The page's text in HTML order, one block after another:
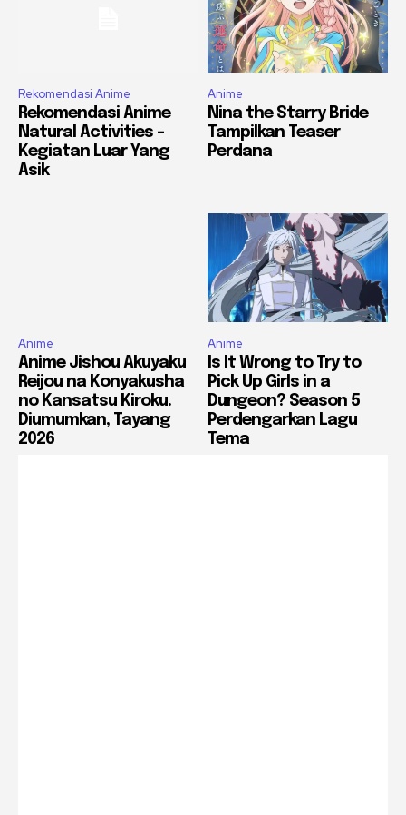
Rekomendasi Anime
Rekomendasi Anime
Natural Activities –
Kegiatan Luar Yang
Asik
Anime
Nina the Starry Bride
Tampilkan Teaser
Perdana
Anime
Anime Jishou Akuyaku
Reijou na Konyakusha
no Kansatsu Kiroku.
Diumumkan, Tayang
2026
Anime
Is It Wrong to Try to
Pick Up Girls in a
Dungeon? Season 5
Perdengarkan Lagu
Tema